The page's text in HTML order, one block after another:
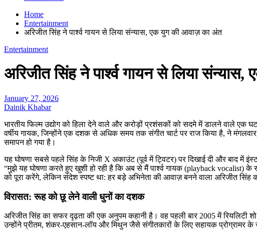
Home
Entertainment
अरिजीत सिंह ने पार्श्व गायन से लिया संन्यास, एक युग की आवाज़ का अंत
Entertainment
अरिजीत सिंह ने पार्श्व गायन से लिया
January 27, 2026
Dainik Khabar
भारतीय फिल्म उद्योग को हिला देने वाले और करोड़ों प्रशंसकों को सदमे में डालने वाले एक
वर्षीय गायक, जिन्होंने एक दशक से अधिक समय तक संगीत चार्ट पर राज किया है, ने
समापन हो गया है।
यह घोषणा सबसे पहले सिंह के निजी X अकाउंट (पूर्व में ट्विटर) पर दिखाई दी और बाद में
“मुझे यह घोषणा करते हुए खुशी हो रही है कि अब से मैं पार्श्व गायक (playback vocalist)
को पूरा करेंगे, लेकिन संदेश स्पष्ट था: हर बड़े अभिनेता की आवाज़ बनने वाला अरिजीत सिंह
विरासत: रूह को छू लेने वाली धुनों का दशक
अरिजीत सिंह का सफर दृढ़ता की एक अनुपम कहानी है। वह पहली बार 2005 में रियलिटी शो
उन्होंने प्रीतम, शंकर-एहसान-लॉय और मिथुन जैसे संगीतकारों के लिए सहायक प्रोग्रामर के